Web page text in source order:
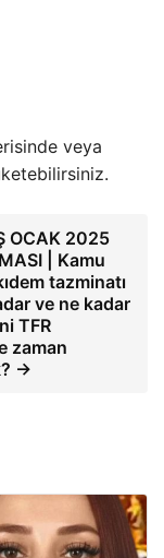
veya
OCAK 2025
| Kamu
tazminatı
ve ne kadar
TFR
zaman
→